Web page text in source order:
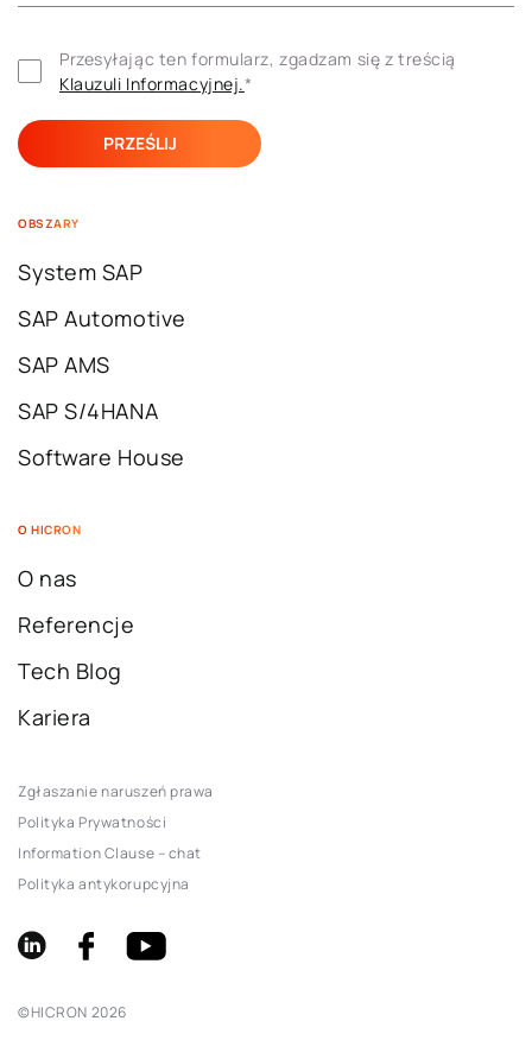
Klauzuli ​​Informacyjnej.*
OBSZARY
System SAP
SAP Automotive
SAP AMS
SAP S/4HANA
Software House
O HICRON
O nas
Referencje
Tech Blog
Kariera
©HICRON 2026
Zgłaszanie naruszeń prawa
Polityka Prywatności
Information Clause – chat
Polityka antykorupcyjna